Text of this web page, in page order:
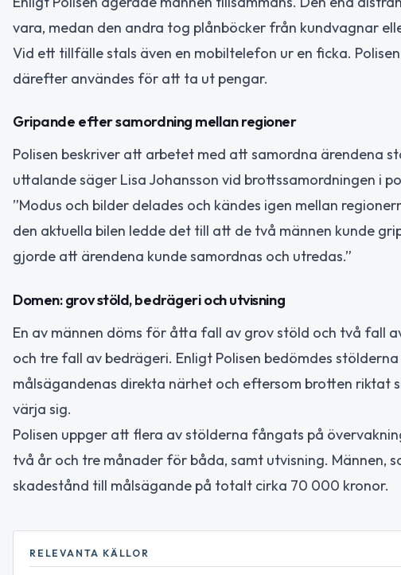
vara, medan den andra tog plånböcker från kundvagnar
Vid ett tillfälle stals även en mobiltelefon ur en ficka.
därefter användes för att ta ut pengar.
Gripande efter samordning mellan regioner
Polisen beskriver att arbetet med att samordna ärendena
uttalande säger Lisa Johansson vid brottssamordningen i
”Modus och bilder delades och kändes igen mellan
den aktuella bilen ledde det till att de två männen kunde
gjorde att ärendena kunde samordnas och utredas.”
Domen: grov stöld, bedrägeri och utvisning
En av männen döms för åtta fall av grov stöld och två fall
och tre fall av bedrägeri. Enligt Polisen bedömdes
målsägandenas direkta närhet och eftersom brotten riktat
värja sig.
Polisen uppger att flera av stölderna fångats på
två år och tre månader för båda, samt utvisning. Männen,
skadestånd till målsägande på totalt cirka 70 000 kronor.
RELEVANTA KÄLLOR